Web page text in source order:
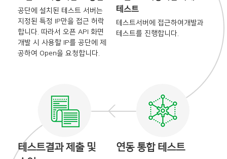
공단에 설치된 테스트 서버는
지정된 특정 IP만을 접근 허락
합니다. 따라서 오픈 API 화면
개발 시 사용할 IP를 공단에 제
공하여 Open을 요청합니다.
테스트
테스트서버에 접근하여 개발과
테스트를 진행합니다.
연동 통합 테스트
테스트결과 제출 및